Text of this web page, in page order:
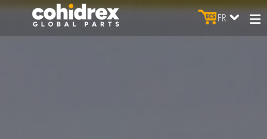
FR